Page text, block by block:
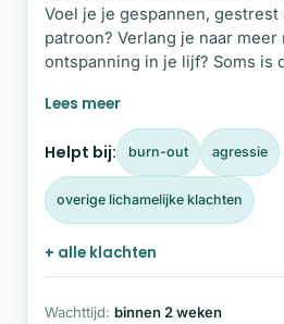
Voel je je gespannen,
patroon? Verlang je naar
ontspanning in je lijf? Soms is
stil? Welkom. Mijn naam is
in Eindhoven. Met
weer in contact te komen met
kunt creëren voor rust,
Helpt bij: burn-out agressie
overige lichamelijke klachten
+ alle klachten
Wachttijd: binnen 2 weken